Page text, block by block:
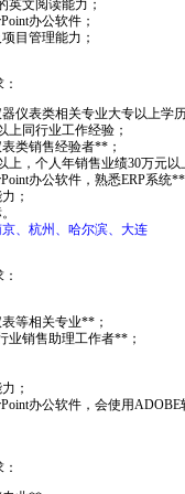
英文阅读能力；
办公软件；
目管理能力；
仪表类相关专业大专以上学历
上同行业工作经验；
类销售经验者** ；
上，个人年销售业绩30万元以
办公软件，熟悉ERP系统**
；
、杭州、哈尔滨、大连
等相关专业** ；
业销售助理工作者** ；
；
办公软件，会使用ADOBE